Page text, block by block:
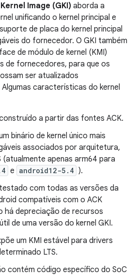
Image (GKI) aborda a
unificando o kernel principal e
de placa do kernel principal
​​do fornecedor. O GKI também
de módulo de kernel (KMI)
de fornecedores, para que os
ser atualizados
características do kernel
a partir das fontes ACK.
binário de kernel único mais
​​associados por arquitetura,
(atualmente apenas arm64 para
e android12-5.4 ).
com todas as versões da
compatíveis com o ACK
há depreciação de recursos
de uma versão do kernel GKI.
um KMI estável para drivers
LTS.
contém código específico do SoC